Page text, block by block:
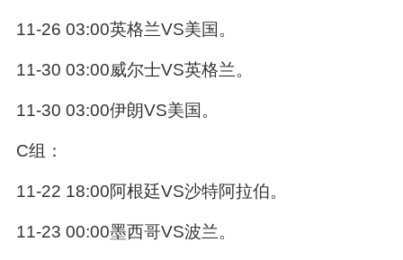
11-26 03:00英格兰VS美国。
11-30 03:00威尔士VS英格兰。
11-30 03:00伊朗VS美国。
C组：
11-22 18:00阿根廷VS沙特阿拉伯。
11-23 00:00墨西哥VS波兰。